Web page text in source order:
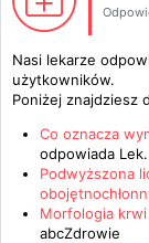
Nasi lekarze
użytkowników.
Poniżej znajdziesz
Co oznacza
odpowiada
Podwyższona
Morfologia
abcZdrowie